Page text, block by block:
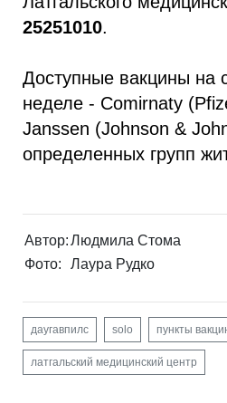
25251010.
Доступные вакцины на
неделе - Comirnaty
Janssen (Johnson &
определенных групп
Автор:Людмила Стома
Фото:
Лаура Рудко
даугавпилс solo пункты
латгальский медицинский центр